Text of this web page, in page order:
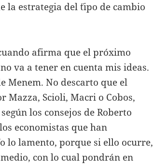
estrategia del ¨tipo de cambio
afirma que el próximo
va a tener en cuenta mis ideas.
Menem. No descarto que el
Scioli, Macri o Cobos,
los consejos de Roberto
economistas que han
lo lamento, porque si ello ocurre,
con lo cual pondrán en